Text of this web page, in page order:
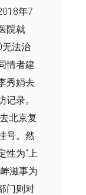
年7
院就
法治
情者建
秀娟去
录。
北京复
号。然
性为“上
滋事为
门则对